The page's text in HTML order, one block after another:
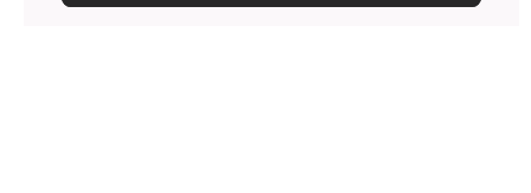
uma professora brigando com seu namorado